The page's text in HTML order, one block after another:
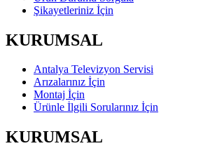
Şikayetleriniz İçin
KURUMSAL
Antalya Televizyon Servisi
Arızalarınız İçin
Montaj İçin
Ürünle İlgili Sorularınız İçin
KURUMSAL